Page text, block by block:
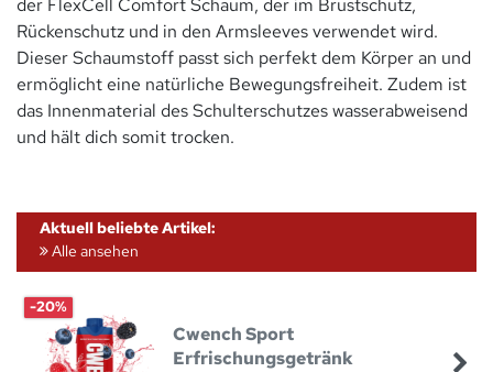
der FlexCell Comfort Schaum, der im Brustschutz,
Rückenschutz und in den Armsleeves verwendet wird.
Dieser Schaumstoff passt sich perfekt dem Körper an und
ermöglicht eine natürliche Bewegungsfreiheit. Zudem ist
das Innenmaterial des Schulterschutzes wasserabweisend
und hält dich somit trocken.
Aktuell beliebte Artikel:
Alle ansehen
-20%
Cwench Sport
Erfrischungsgetränk